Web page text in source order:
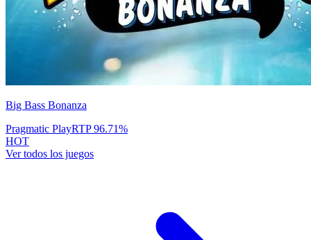
Big Bass Bonanza
Pragmatic PlayRTP96.71%
HOT
Ver todos los juegos